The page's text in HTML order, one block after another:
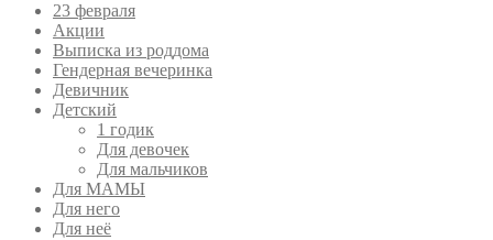
23 февраля
Акции
Выписка из роддома
Гендерная вечеринка
Девичник
Детский
1 годик
Для девочек
Для мальчиков
Для МАМЫ
Для него
Для неё